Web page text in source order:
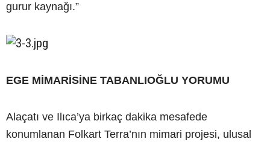
gurur kaynağı.”
EGE MİMARİSİNE TABANLIOĞLU YORUMU
Alaçatı ve Ilıca’ya birkaç dakika mesafede
konumlanan Folkart Terra’nın mimari projesi, ulusal